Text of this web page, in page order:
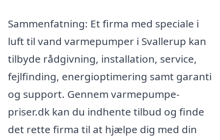
Sammenfatning: Et firma med speciale i
luft til vand varmepumper i Svallerup kan
tilbyde rådgivning, installation, service,
fejlfinding, energioptimering samt garanti
og support. Gennem varmepumpe-
priser.dk kan du indhente tilbud og finde
det rette firma til at hjælpe dig med din